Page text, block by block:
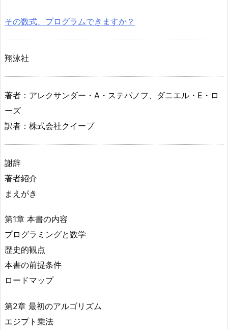
その数式、プログラムできますか？
翔泳社
著者：アレクサンダー・A・ステパノフ、ダニエル・E・ロ
ーズ
訳者：株式会社クイープ
謝辞
著者紹介
まえがき
第1章 本書の内容
プログラミングと数学
歴史的観点
本書の前提条件
ロードマップ
第2章 最初のアルゴリズム
エジプト乗法